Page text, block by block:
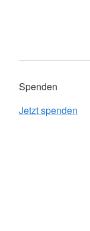
Spenden
Jetzt spenden